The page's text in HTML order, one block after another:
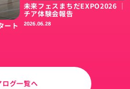
ート
未来フェスまちだEXPO2026 ｜
チア体験会報告
2026.06.28
ログ一覧へ